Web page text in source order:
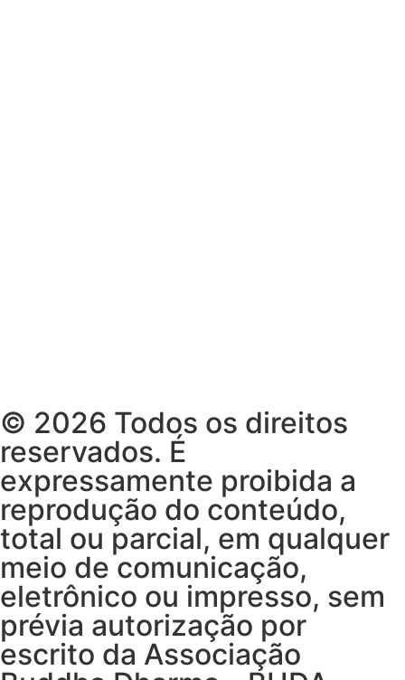
© 2026 Todos os direitos
reservados. É
expressamente proibida a
reprodução do conteúdo,
total ou parcial, em qualquer
meio de comunicação,
eletrônico ou impresso, sem
prévia autorização por
escrito da Associação